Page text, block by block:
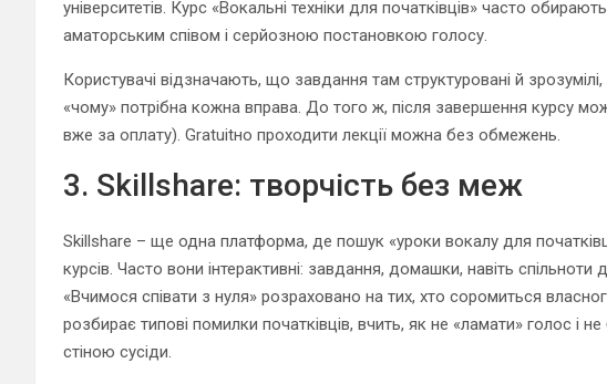
університетів. Курс «Вокальні техніки для початківців» часто
аматорським співом і серйозною постановкою голосу.
Користувачі відзначають, що завдання там структуровані й
«чому» потрібна кожна вправа. До того ж, після завершення курсу
вже за оплату). Gratuitно проходити лекції можна без обмежень.
3. Skillshare: творчість без меж
Skillshare – ще одна платформа, де пошук «уроки вокалу для
курсів. Часто вони інтерактивні: завдання, домашки, навіть
«Вчимося співати з нуля» розраховано на тих, хто соромиться
розбирає типові помилки початківців, вчить, як не «ламати» голос і
стіною сусіди.